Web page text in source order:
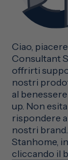
Ciao,
Consultant
offrirti
nostri
al
up. Non
rispondere
nostri
Stanhome,
cliccando il